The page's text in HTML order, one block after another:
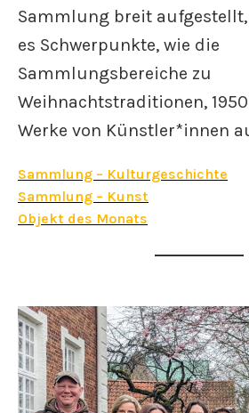
Sammlung breit
es Schwerpunkte, wie die
Sammlungsbereiche zu
Weihnachtstraditionen,
Werke von Künstler*innen
Sammlung – Kulturgeschichte
Sammlung – Kunst
Objekt des Monats